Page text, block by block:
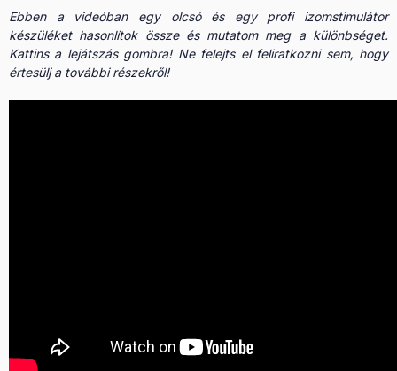
Ebben a videóban egy olcsó és egy profi izomstimulátor
készüléket hasonlítok össze és mutatom meg a különbséget.
Kattins a lejátszás gombra! Ne felejts el feliratkozni sem, hogy
értesülj a további részekről!